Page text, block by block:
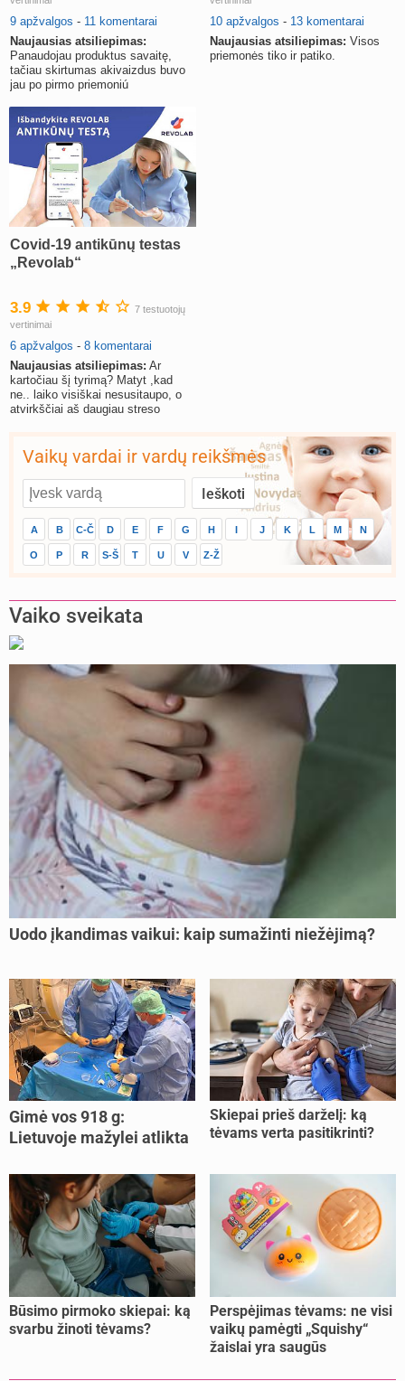
9 apžvalgos - 11 komentarai
Naujausias atsiliepimas:
Panaudojau produktus savaitę,
tačiau skirtumas akivaizdus buvo
jau po pirmo priemoniú
10 apžvalgos - 13 komentarai
Naujausias atsiliepimas: Visos
priemonės tiko ir patiko.
Covid-19 antikūnų testas
„Revolab“
3.9
7 testuotojų
vertinimai
6 apžvalgos - 8 komentarai
Naujausias atsiliepimas: Ar
kartočiau šį tyrimą? Matyt ,kad
ne.. laiko visiškai nesusitaupo, o
atvirkščiai aš daugiau streso
Vaikų vardai ir vardų reikšmės
A B C-Č D E F G H J K L M N
O P R S-Š T U V Z-Ž
Vaiko sveikata
Uodo įkandimas vaikui: kaip sumažinti niežėjimą?
Gimė vos 918 g:
Lietuvoje mažylei atlikta
Skiepai prieš darželį: ką
tėvams verta pasitikrinti?
Būsimo pirmoko skiepai: ką
svarbu žinoti tėvams?
Perspėjimas tėvams: ne visi
vaikų pamėgti „Squishy“
žaislai yra saugūs